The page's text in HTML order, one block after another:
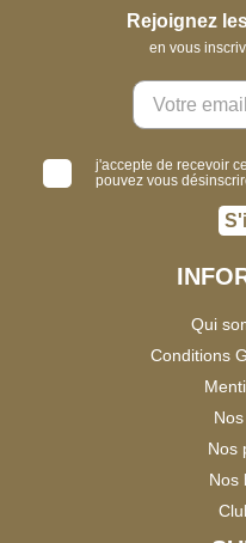
Rejoignez
en vous
j'accepte de recevoir
pouvez vous
Qui
Conditions
Nos
Nos